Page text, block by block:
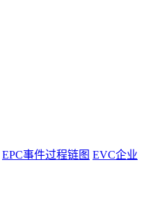
EPC事件过程链图 EVC企业